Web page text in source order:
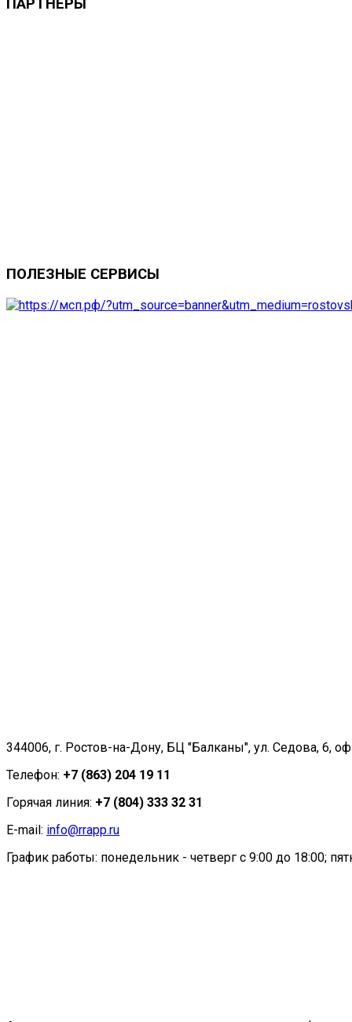
ПАРТНЕРЫ
ПОЛЕЗНЫЕ СЕРВИСЫ
344006, г. Ростов-на-Дону, БЦ "Балканы", ул. Седова, 6,
Телефон: +7 (863) 204 19 11
Горячая линия: +7 (804) 333 32 31
E-mail: info@rrapp.ru
График работы: понедельник - четверг с 9:00 до 18:00;